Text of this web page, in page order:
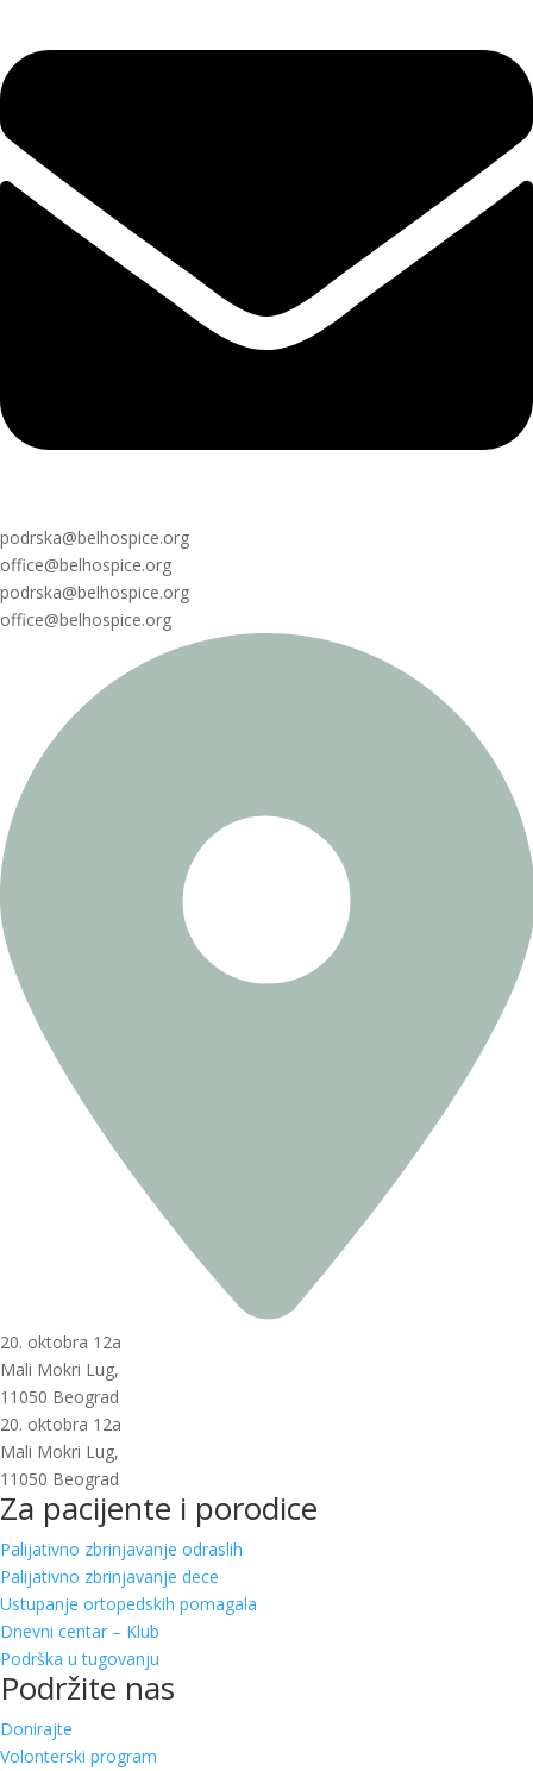
podrska@belhospice.org
office@belhospice.org
podrska@belhospice.org
office@belhospice.org
20. oktobra 12a
Mali Mokri Lug,
11050 Beograd
20. oktobra 12a
Mali Mokri Lug,
11050 Beograd
Za pacijente i porodice
Palijativno zbrinjavanje odraslih
Palijativno zbrinjavanje dece
Ustupanje ortopedskih pomagala
Dnevni centar – Klub
Podrška u tugovanju
Podržite nas
Donirajte
Volonterski program